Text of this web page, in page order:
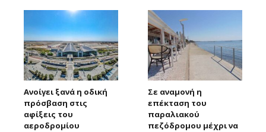
Ανοίγει ξανά η οδική
πρόσβαση στις
αφίξεις του
αεροδρομίου
Σε αναμονή η
επέκταση του
παραλιακού
πεζόδρομου μέχρι να